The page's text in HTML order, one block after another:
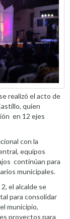
realizó el acto de
quien
en 12 ejes
con la
equipos
continúan para
municipales.
el alcalde se
para consolidar
municipio,
proyectos para